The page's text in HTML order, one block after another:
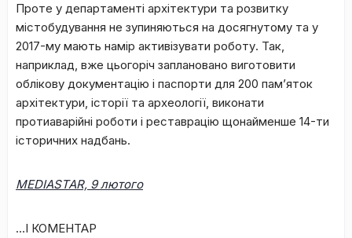
Проте у департаменті архітектури та розвитку
містобудування не зупиняються на досягнутому та у
2017-му мають намір активізувати роботу. Так,
наприклад, вже цьогоріч заплановано виготовити
облікову документацію і паспорти для 200 пам’яток
архітектури, історії та археології, виконати
протиаварійні роботи і реставрацію щонайменше 14-ти
історичних надбань.
MEDIASTAR, 9лютого
…І КОМЕНТАР